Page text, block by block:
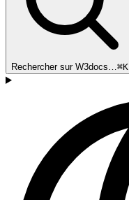
Rechercher sur W3docs…⌘K